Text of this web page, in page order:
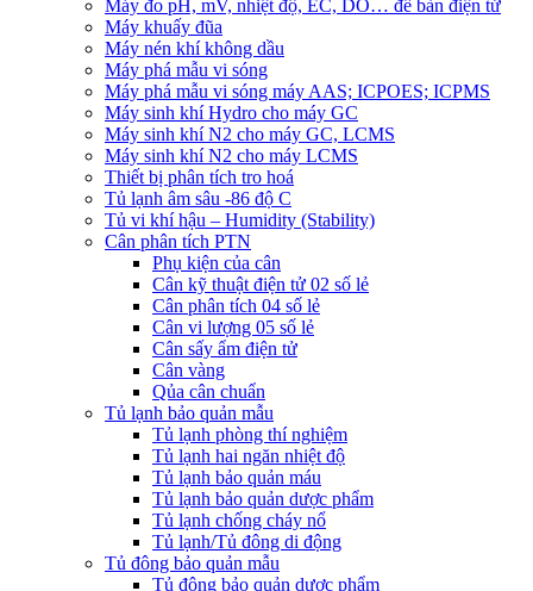
Máy đo pH, mV, nhiệt độ, EC, DO… để bàn điện tử
Máy khuấy đũa
Máy nén khí không dầu
Máy phá mẫu vi sóng
Máy phá mẫu vi sóng máy AAS; ICPOES; ICPMS
Máy sinh khí Hydro cho máy GC
Máy sinh khí N2 cho máy GC, LCMS
Máy sinh khí N2 cho máy LCMS
Thiết bị phân tích tro hoá
Tủ lạnh âm sâu -86 độ C
Tủ vi khí hậu – Humidity (Stability)
Cân phân tích PTN
Phụ kiện của cân
Cân kỹ thuật điện tử 02 số lẻ
Cân phân tích 04 số lẻ
Cân vi lượng 05 số lẻ
Cân sấy ẩm điện tử
Cân vàng
Qủa cân chuẩn
Tủ lạnh bảo quản mẫu
Tủ lạnh phòng thí nghiệm
Tủ lạnh hai ngăn nhiệt độ
Tủ lạnh bảo quản máu
Tủ lạnh bảo quản dược phẩm
Tủ lạnh chống cháy nổ
Tủ lạnh/Tủ đông di động
Tủ đông bảo quản mẫu
Tủ đông bảo quản dược phẩm